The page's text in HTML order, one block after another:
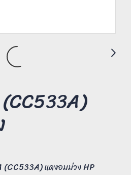
แดงอมม่วง HP